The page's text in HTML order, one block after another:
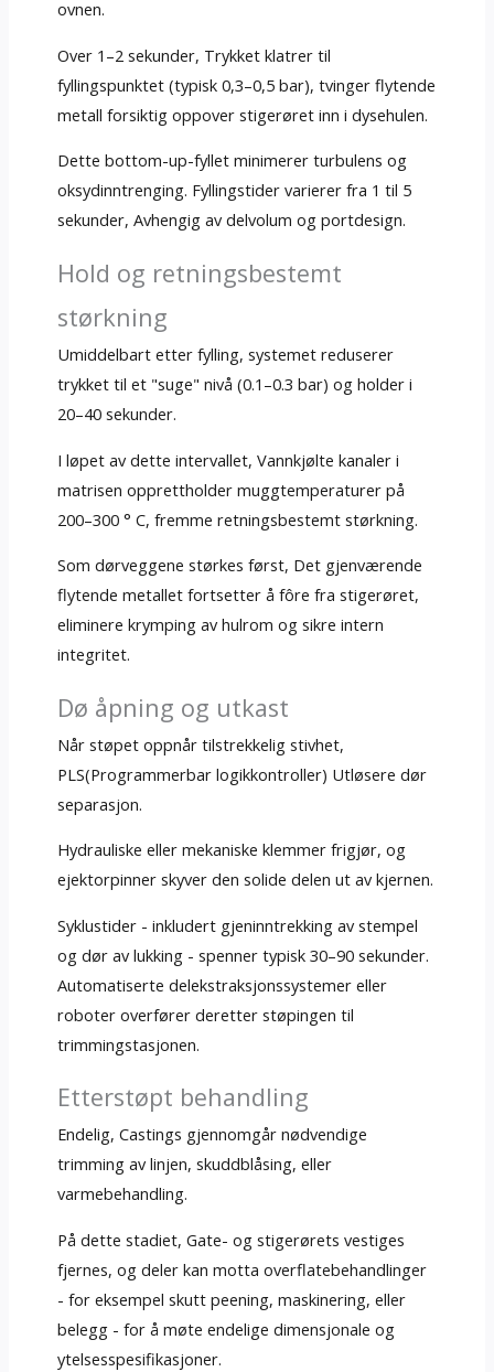
ovnen.
Over 1–2 sekunder, Trykket klatrer til
fyllingspunktet (typisk 0,3–0,5 bar), tvinger flytende
metall forsiktig oppover stigerøret inn i dysehulen.
Dette bottom-up-fyllet minimerer turbulens og
oksydinntrenging. Fyllingstider varierer fra 1 til 5
sekunder, Avhengig av delvolum og portdesign.
Hold og retningsbestemt
størkning
Umiddelbart etter fylling, systemet reduserer
trykket til et "suge" nivå (0.1–0.3 bar) og holder i
20–40 sekunder.
I løpet av dette intervallet, Vannkjølte kanaler i
matrisen opprettholder muggtemperaturer på
200–300 ° C, fremme retningsbestemt størkning.
Som dørveggene størkes først, Det gjenværende
flytende metallet fortsetter å fôre fra stigerøret,
eliminere krymping av hulrom og sikre intern
integritet.
Dø åpning og utkast
Når støpet oppnår tilstrekkelig stivhet,
PLS(Programmerbar logikkontroller) Utløsere dør
separasjon.
Hydrauliske eller mekaniske klemmer frigjør, og
ejektorpinner skyver den solide delen ut av kjernen.
Syklustider - inkludert gjeninntrekking av stempel
og dør av lukking - spenner typisk 30–90 sekunder.
Automatiserte delekstraksjonssystemer eller
roboter overfører deretter støpingen til
trimmingstasjonen.
Etterstøpt behandling
Endelig, Castings gjennomgår nødvendige
trimming av linjen, skuddblåsing, eller
varmebehandling.
På dette stadiet, Gate- og stigerørets vestiges
fjernes, og deler kan motta overflatebehandlinger
- for eksempel skutt peening, maskinering, eller
belegg - for å møte endelige dimensjonale og
ytelsesspesifikasjoner.